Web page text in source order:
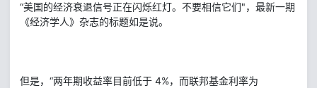
“美国的经济衰退信号正在闪烁红灯。不要相信它们"，最新一期
《经济学人》杂志的标题如是说。
但是，“两年期收益率目前低于 4%，而联邦基金利率为